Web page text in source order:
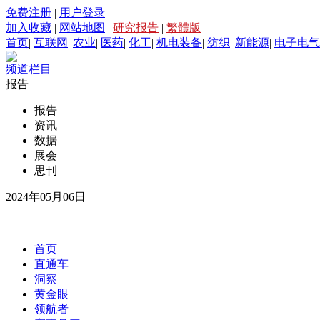
免费注册 | 用户登录
加入收藏 | 网站地图 | 研究报告 | 繁體版
首页| 互联网 | 农业| 医药| 化工| 机电装备| 纺织| 新能源| 电子电气
频道栏目
报告
报告
资讯
数据
展会
思刊
2024年05月06日
首页
直通车
洞察
黄金眼
领航者